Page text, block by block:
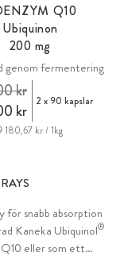
Q10
Ubiquinon
200 mg
genom fermentering
kr
kr 2 x 90 kapslar
180,67 kr / 1kg
för snabb absorption
Kaneka Ubiquinol®
eller som ett